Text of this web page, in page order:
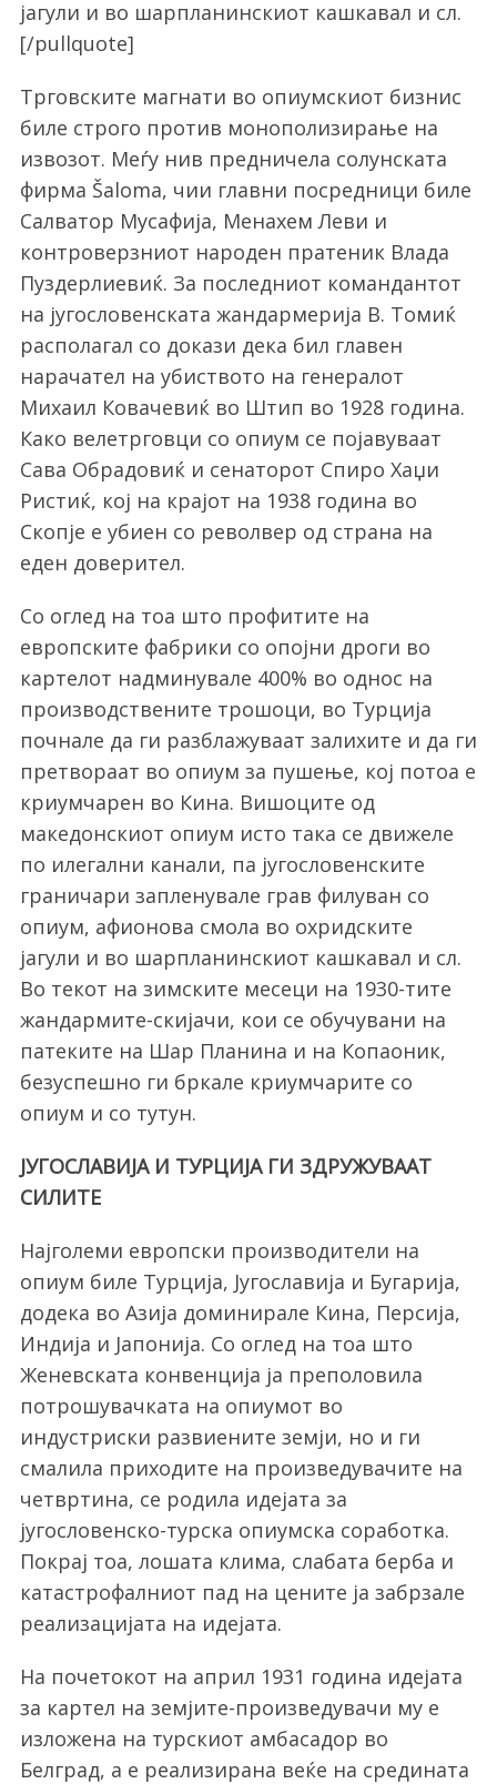
јагули и во шарпланинскиот кашкавал и сл.
[/pullquote]
Трговските магнати во опиумскиот бизнис
биле строго против монополизирање на
извозот. Меѓу нив предничела солунската
фирма Šaloma, чии главни посредници биле
Салватор Мусафија, Менахем Леви и
контроверзниот народен пратеник Влада
Пуздерлиевиќ. За последниот командантот
на југословенската жандармерија В. Томиќ
располагал со докази дека бил главен
нарачател на убиството на генералот
Михаил Ковачевиќ во Штип во 1928 година.
Како велетрговци со опиум се појавуваат
Сава Обрадовиќ и сенаторот Спиро Хаџи
Ристиќ, кој на крајот на 1938 година во
Скопје е убиен со револвер од страна на
еден доверител.
Со оглед на тоа што профитите на
европските фабрики со опојни дроги во
картелот надминувале 400% во однос на
производствените трошоци, во Турција
почнале да ги разблажуваат залихите и да ги
претвораат во опиум за пушење, кој потоа е
криумчарен во Кина. Вишоците од
македонскиот опиум исто така се движеле
по илегални канали, па југословенските
граничари запленувале грав филуван со
опиум, афионова смола во охридските
јагули и во шарпланинскиот кашкавал и сл.
Во текот на зимските месеци на 1930-тите
жандармите-скијачи, кои се обучувани на
патеките на Шар Планина и на Копаоник,
безуспешно ги бркале криумчарите со
опиум и со тутун.
ЈУГОСЛАВИЈА И ТУРЦИЈА ГИ ЗДРУЖУВААТ
СИЛИТЕ
Најголеми европски производители на
опиум биле Турција, Југославија и Бугарија,
додека во Азија доминирале Кина, Персија,
Индија и Јапонија. Со оглед на тоа што
Женевската конвенција ја преполовила
потрошувачката на опиумот во
индустриски развиените земји, но и ги
смалила приходите на произведувачите на
четвртина, се родила идејата за
југословенско-турска опиумска соработка.
Покрај тоа, лошата клима, слабата берба и
катастрофалниот пад на цените ја забрзале
реализацијата на идејата.
На почетокот на април 1931 година идејата
за картел на земјите-произведувачи му е
изложена на турскиот амбасадор во
Белград, а е реализирана веќе на средината